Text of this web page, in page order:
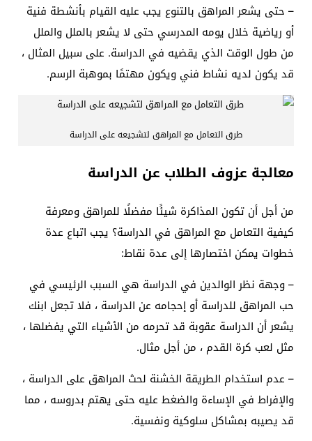
– حتى يشعر المراهق بالتنوع يجب عليه القيام بأنشطة فنية
أو رياضية خلال يومه المدرسي حتى لا يشعر بالملل والملل
من طول الوقت الذي يقضيه في الدراسة. على سبيل المثال ،
قد يكون لديه نشاط فني ويكون مهتمًا بموهبة الرسم.
طرق التعامل مع المراهق لتشجيعه على الدراسة
معالجة عزوف الطلاب عن الدراسة
من أجل أن تكون المذاكرة شيئًا مفضلًا للمراهق ومعرفة
كيفية التعامل مع المراهق في الدراسة؟ يجب اتباع عدة
خطوات يمكن اختصارها إلى عدة نقاط:
– وجهة نظر الوالدين في الدراسة هي السبب الرئيسي في
حب المراهق للدراسة أو إحجامه عن الدراسة ، فلا تجعل ابنك
يشعر أن الدراسة عقوبة قد تحرمه من الأشياء التي يفضلها ،
مثل لعب كرة القدم ، من أجل مثال.
– عدم استخدام الطريقة الخشنة لحث المراهق على الدراسة ،
والإفراط في الإساءة والضغط عليه حتى يهتم بدروسه ، مما
قد يصيبه بمشاكل سلوكية ونفسية.